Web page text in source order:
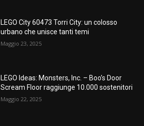
LEGO City 60473 Torri City: un colosso
urbano che unisce tanti temi
Maggio 23, 2025
LEGO Ideas: Monsters, Inc. – Boo’s Door
Scream Floor raggiunge 10.000 sostenitori
Maggio 22, 2025